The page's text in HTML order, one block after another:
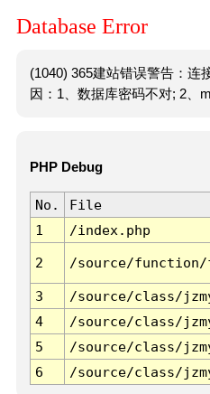
Database Error
(1040) 365建站错误警告：连
因：1、数据库密码不对; 2、
PHP Debug
No. File
1
/index.php
2 /source/function/
3 /source/class/
4
/source/class/
5
/source/class/
6
/source/class/